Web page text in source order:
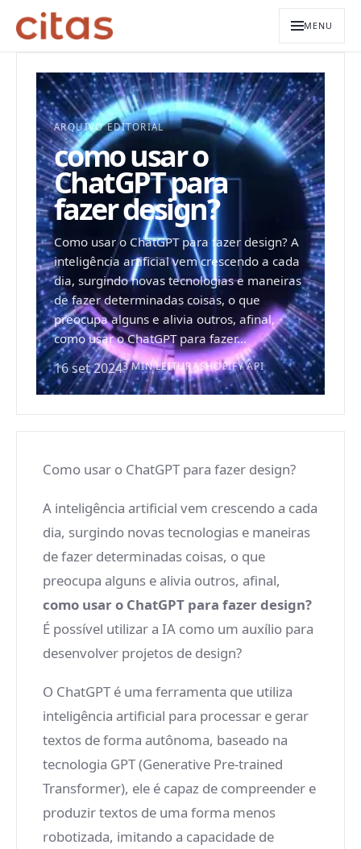
MENU
ARQUIVO EDITORIAL
como usar o
ChatGPT para
fazer design?
Como usar o ChatGPT para fazer design? A
inteligência artificial vem crescendo a cada
dia, surgindo novas tecnologias e maneiras
de fazer determinadas coisas, o que
preocupa alguns e alivia outros, afinal,
como usar o ChatGPT para fazer...
16 set 20243 MIN LEITURASHOPIFY API
Como usar o ChatGPT para fazer design?
A inteligência artificial vem crescendo a cada
dia, surgindo novas tecnologias e maneiras
de fazer determinadas coisas, o que
preocupa alguns e alivia outros, afinal,
como usar o ChatGPT para fazer design?
É possível utilizar a IA como um auxílio para
desenvolver projetos de design?
O ChatGPT é uma ferramenta que utiliza
inteligência artificial para processar e gerar
textos de forma autônoma, baseado na
tecnologia GPT (Generative Pre-trained
Transformer), ele é capaz de compreender e
produzir textos de uma forma menos
robotizada, imitando a capacidade de